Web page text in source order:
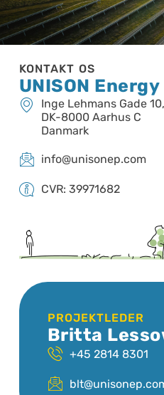
KONTAKT OS
UNISON
Inge Lehmans Gade
DK-8000 Aarhus C
Danmark
info@unisonep.com
CVR: 39971682
PROJEKTLEDER
Britta
+45 2814 8301